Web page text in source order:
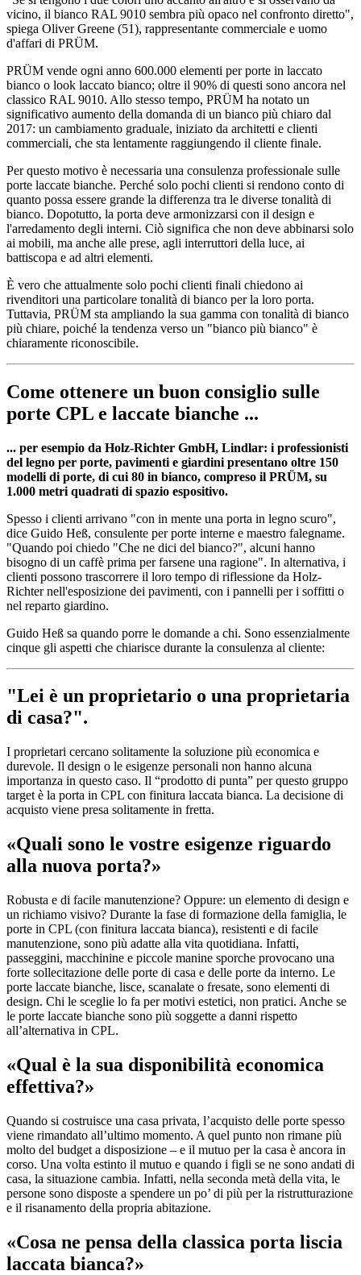
vicino, il bianco RAL 9010 sembra più opaco nel confronto diretto",
spiega Oliver Greene (51), rappresentante commerciale e uomo
d'affari di PRÜM.
PRÜM vende ogni anno 600.000 elementi per porte in laccato
bianco o look laccato bianco; oltre il 90% di questi sono ancora nel
classico RAL 9010. Allo stesso tempo, PRÜM ha notato un
significativo aumento della domanda di un bianco più chiaro dal
2017: un cambiamento graduale, iniziato da architetti e clienti
commerciali, che sta lentamente raggiungendo il cliente finale.
Per questo motivo è necessaria una consulenza professionale sulle
porte laccate bianche. Perché solo pochi clienti si rendono conto di
quanto possa essere grande la differenza tra le diverse tonalità di
bianco. Dopotutto, la porta deve armonizzarsi con il design e
l'arredamento degli interni. Ciò significa che non deve abbinarsi solo
ai mobili, ma anche alle prese, agli interruttori della luce, ai
battiscopa e ad altri elementi.
È vero che attualmente solo pochi clienti finali chiedono ai
rivenditori una particolare tonalità di bianco per la loro porta.
Tuttavia, PRÜM sta ampliando la sua gamma con tonalità di bianco
più chiare, poiché la tendenza verso un "bianco più bianco" è
chiaramente riconoscibile.
Come ottenere un buon consiglio sulle
porte CPL e laccate bianche ...
... per esempio da Holz-Richter GmbH, Lindlar: i professionisti
del legno per porte, pavimenti e giardini presentano oltre 150
modelli di porte, di cui 80 in bianco, compreso il PRÜM, su
1.000 metri quadrati di spazio espositivo.
Spesso i clienti arrivano "con in mente una porta in legno scuro",
dice Guido Heß, consulente per porte interne e maestro falegname.
"Quando poi chiedo "Che ne dici del bianco?", alcuni hanno
bisogno di un caffè prima per farsene una ragione". In alternativa, i
clienti possono trascorrere il loro tempo di riflessione da Holz-
Richter nell'esposizione dei pavimenti, con i pannelli per i soffitti o
nel reparto giardino.
Guido Heß sa quando porre le domande a chi. Sono essenzialmente
cinque gli aspetti che chiarisce durante la consulenza al cliente:
"Lei è un proprietario o una proprietaria
di casa?".
I proprietari cercano solitamente la soluzione più economica e
durevole. Il design o le esigenze personali non hanno alcuna
importanza in questo caso. Il “prodotto di punta” per questo gruppo
target è la porta in CPL con finitura laccata bianca. La decisione di
acquisto viene presa solitamente in fretta.
«Quali sono le vostre esigenze riguardo
alla nuova porta?»
Robusta e di facile manutenzione? Oppure: un elemento di design e
un richiamo visivo? Durante la fase di formazione della famiglia, le
porte in CPL (con finitura laccata bianca), resistenti e di facile
manutenzione, sono più adatte alla vita quotidiana. Infatti,
passeggini, macchinine e piccole manine sporche provocano una
forte sollecitazione delle porte di casa e delle porte da interno. Le
porte laccate bianche, lisce, scanalate o fresate, sono elementi di
design. Chi le sceglie lo fa per motivi estetici, non pratici. Anche se
le porte laccate bianche sono più soggette a danni rispetto
all’alternativa in CPL.
«Qual è la sua disponibilità economica
effettiva?»
Quando si costruisce una casa privata, l’acquisto delle porte spesso
viene rimandato all’ultimo momento. A quel punto non rimane più
molto del budget a disposizione – e il mutuo per la casa è ancora in
corso. Una volta estinto il mutuo e quando i figli se ne sono andati di
casa, la situazione cambia. Infatti, nella seconda metà della vita, le
persone sono disposte a spendere un po’ di più per la ristrutturazione
e il risanamento della propria abitazione.
«Cosa ne pensa della classica porta liscia
laccata bianca?»